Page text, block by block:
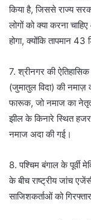
किया है, जिससे राज्य
लोगों को क्या करना
होगा, क्योंकि तापमान
7. श्रीनगर की
(जुमातुल विदा) की नमाज़
फारूक, जो नमाज का
झील के किनारे स्थित
नमाज अदा की गई।
8. पश्चिम बंगाल के पूर्वी
के बीच राष्ट्रीय जांच
साजिशकर्ताओं को